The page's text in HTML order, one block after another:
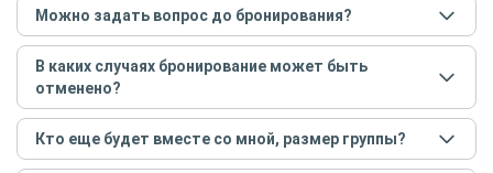
Можно задать вопрос до бронирования?
Достаточно перейти по ссылке «Задать вопрос» и
написать гиду. Платить при этом не нужно. Сначала
согласуйте с гидом интересующие вас вопросы и после
этого бронируйте экскурсию.Задать вопрос.
В каких случаях бронирование может быть
отменено?
Только в случае неблагоприятных погодных условий,
например, если экскурсия на кораблике, а по прогнозу
погоды аномально-сильный ветер. При этом гид
Кто еще будет вместе со мной, размер группы?